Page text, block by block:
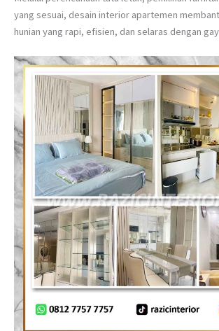
yang sesuai, desain interior apartemen
hunian yang rapi, efisien, dan selaras dengan